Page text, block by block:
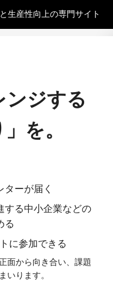
生産性向上の専門サイト
ンジする
を。
ーが届く
する中小企業などの
る
に参加できる
面から向き合い、課題
いります。